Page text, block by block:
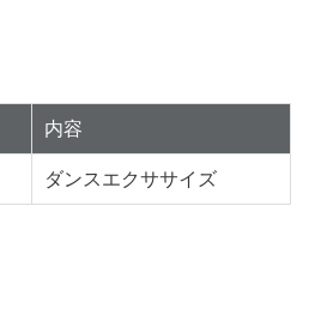
内容
ダンスエクササイズ